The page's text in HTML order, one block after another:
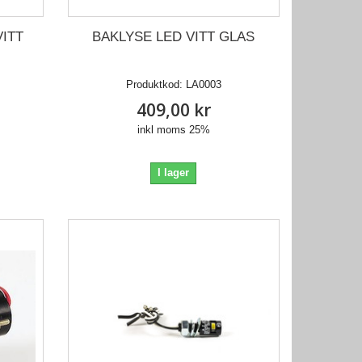
BAKLYSE LED VITT GLAS
Produktkod: LA0003
409,00 kr
inkl moms 25%
I lager